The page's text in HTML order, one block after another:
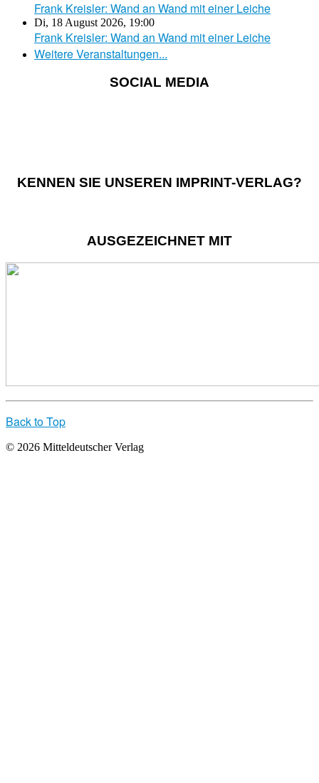
Frank Kreisler: Wand an Wand mit einer Leiche
Di, 18 August 2026, 19:00
Frank Kreisler: Wand an Wand mit einer Leiche
Weitere Veranstaltungen...
SOCIAL MEDIA
KENNEN SIE UNSEREN IMPRINT-VERLAG?
AUSGEZEICHNET MIT
Back to Top
© 2026 Mitteldeutscher Verlag